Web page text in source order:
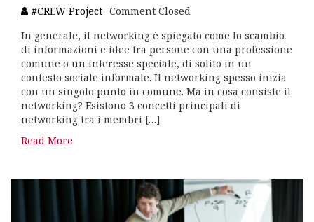
#CREW Project Comment Closed
In generale, il networking è spiegato come lo scambio
di informazioni e idee tra persone con una professione
comune o un interesse speciale, di solito in un
contesto sociale informale. Il networking spesso inizia
con un singolo punto in comune. Ma in cosa consiste il
networking? Esistono 3 concetti principali di
networking tra i membri […]
Read More